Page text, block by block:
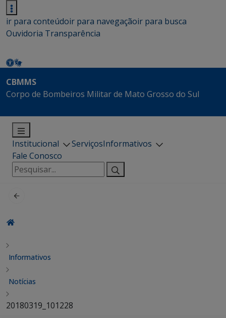
ir para conteúdoir para navegaçãoir para busca
Ouvidoria Transparência
CBMMS
Corpo de Bombeiros Militar de Mato Grosso do Sul
Institucional ServiçosInformativos
Fale Conosco
Pesquisar
por:
Informativos
Notícias
20180319_101228